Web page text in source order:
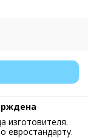
изготовителя.
евростандарту.